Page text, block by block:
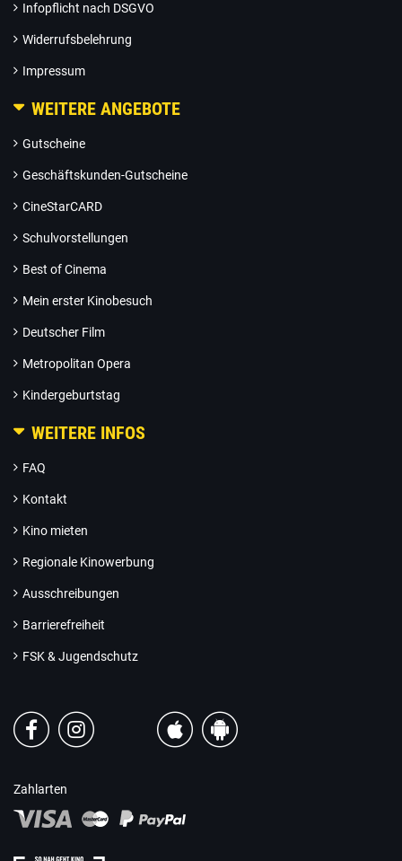
Infopflicht nach DSGVO
Widerrufsbelehrung
Impressum
WEITERE ANGEBOTE
Gutscheine
Geschäftskunden-Gutscheine
CineStarCARD
Schulvorstellungen
Best of Cinema
Mein erster Kinobesuch
Deutscher Film
Metropolitan Opera
Kindergeburtstag
WEITERE INFOS
FAQ
Kontakt
Kino mieten
Regionale Kinowerbung
Ausschreibungen
Barrierefreiheit
FSK & Jugendschutz
Zahlarten